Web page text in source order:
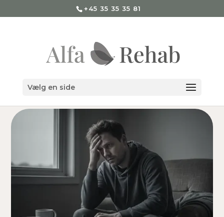
+45 35 35 35 81
Vælg en side